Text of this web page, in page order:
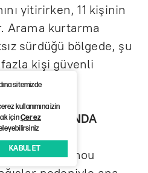
yitirirken, 11 kişinin
Arama kurtarma
sürdüğü bölgede, şu
kişi güvenli
SULAR ALTINDA
olan Guizhou
sitemizde
kullanımına izin
içinÇerez
KABUL ET